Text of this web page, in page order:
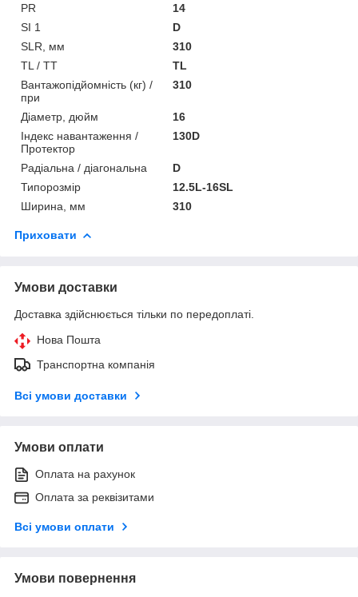
PR
14
SI 1
D
SLR, мм
310
TL / TT
TL
Вантажопідйомність (кг) /
при
310
Діаметр, дюйм
16
Індекс навантаження /
Протектор
130D
Радіальна / діагональна
D
Типорозмір
12.5L-16SL
Ширина, мм
310
Приховати
Умови доставки
Доставка здійснюється тільки по передоплаті.
Нова Пошта
Транспортна компанія
Всі умови доставки
Умови оплати
Оплата на рахунок
Оплата за реквізитами
Всі умови оплати
Умови повернення